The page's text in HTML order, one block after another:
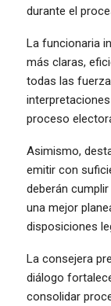
durante el
La funcionaria
más claras,
todas las
proceso
Asimismo,
emitir con
deberán
una mejor
disposiciones
La consejera
diálogo
consolidar